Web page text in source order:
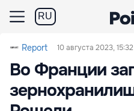
RU
Report 10 августа 2023, 15:32
Во Франции